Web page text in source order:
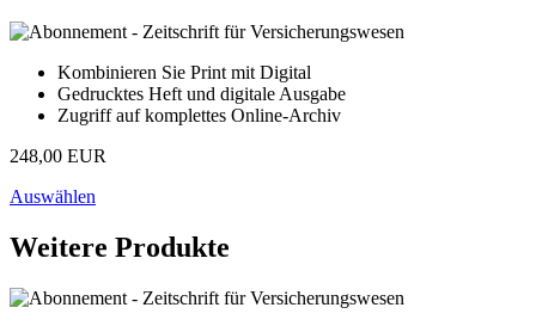
Kombinieren Sie Print mit Digital
Gedrucktes Heft und digitale Ausgabe
Zugriff auf komplettes Online-Archiv
248,00 EUR
Auswählen
Weitere Produkte